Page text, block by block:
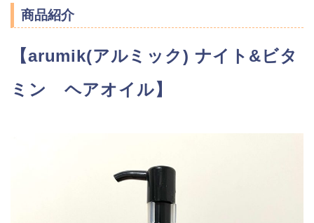
商品紹介
【arumik(アルミック) ナイト&ビタ
ミン　ヘアオイル】